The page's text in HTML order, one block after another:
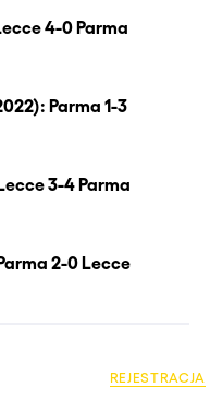
REJESTRACJA
4-0 Parma
Parma 1-3
3-4 Parma
2-0 Lecce